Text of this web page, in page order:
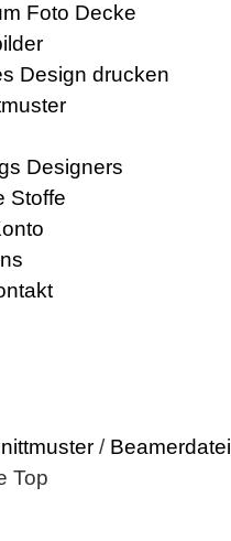
Foto Decke
Design drucken
Designers
Stoffe
/ Beamerdatei
Top